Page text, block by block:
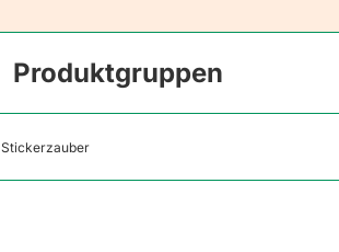
Produktgruppen
Stickerzauber